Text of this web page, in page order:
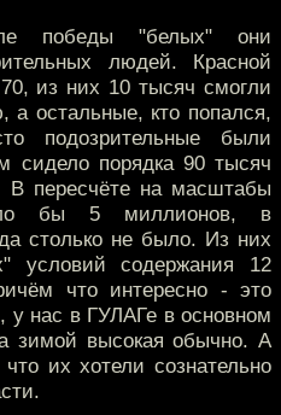
победы "белых" они
людей. Красной
из них 10 тысяч смогли
а остальные, кто попался,
подозрительные были
сидело порядка 90 тысяч
В пересчёте на масштабы
бы 5 миллионов, в
столько не было. Из них
условий содержания 12
что интересно - это
у нас в ГУЛАГе в основном
зимой высокая обычно. А
их хотели сознательно